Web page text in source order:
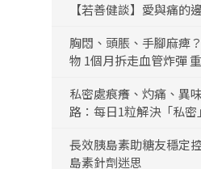
【若善健談】愛與痛的
胸悶、頭脹、手腳麻痺
物 1個月拆走血管炸彈
私密處痕癢、灼痛、異
路：每日1粒解決「私密
長效胰島素助糖友穩定
島素針劑迷思